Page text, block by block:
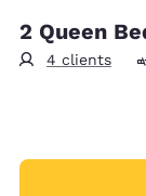
2 Queen
4 clients
28 mètres carrés